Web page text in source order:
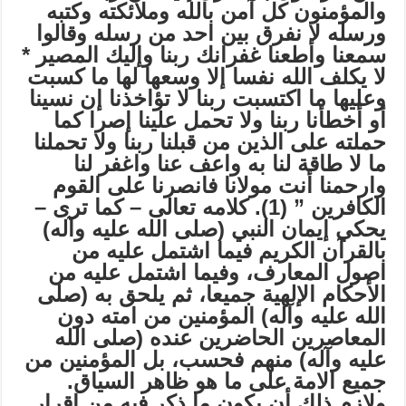
والمؤمنون كل آمن بالله وملائكته وكتبه
ورسله لا نفرق بين احد من رسله وقالوا
سمعنا وأطعنا غفرانك ربنا وإليك المصير *
لا يكلف الله نفسا إلا وسعها لها ما كسبت
وعليها ما اكتسبت ربنا لا تؤاخذنا إن نسينا
أو أخطأنا ربنا ولا تحمل علينا إصرا كما
حملته على الذين من قبلنا ربنا ولا تحملنا
ما لا طاقة لنا به واعف عنا واغفر لنا
وارحمنا أنت مولانا فانصرنا على القوم
الكافرين ” (1). كلامه تعالى – كما ترى –
يحكي إيمان النبي (صلى الله عليه وآله)
بالقرآن الكريم فيما اشتمل عليه من
اصول المعارف، وفيما اشتمل عليه من
الأحكام الإلهية جميعا، ثم يلحق به (صلى
الله عليه وآله) المؤمنين من امته دون
المعاصرين الحاضرين عنده (صلى الله
عليه وآله) منهم فحسب، بل المؤمنين من
جميع الامة على ما هو ظاهر السياق.